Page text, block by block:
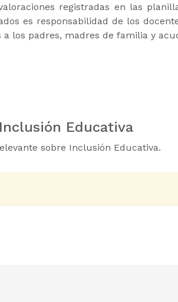
registradas en las
es responsabilidad de los
a los padres, madres de familia y
Educativa
sobre Inclusión Educativa.